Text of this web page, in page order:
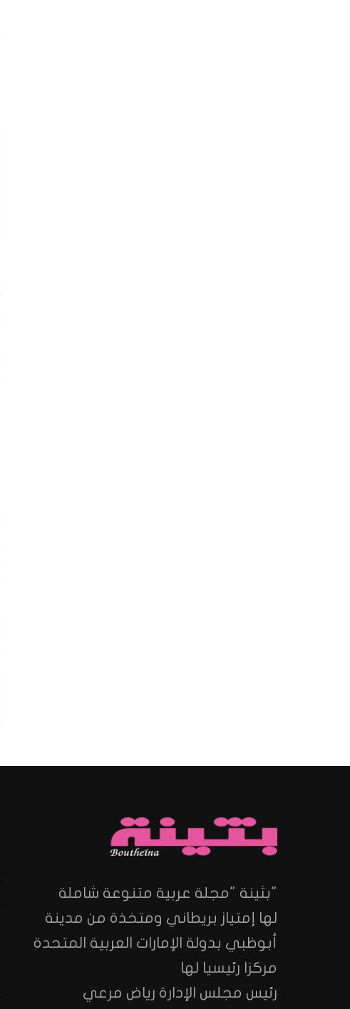
"بثينة "مجلة عربية متنوعة شاملة
لها إمتياز بريطاني ومتخذة من مدينة
أبوظبي بدولة الإمارات العربية المتحدة
مركزا رئيسيا لها
رئيس مجلس الإدارة رياض مرعي